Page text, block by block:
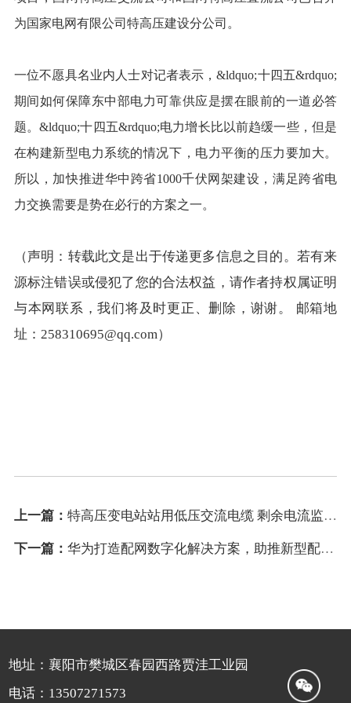
为国家电网有限公司特高压建设分公司。
一位不愿具名业内人士对记者表示，&ldquo;十四五&rdquo;
期间如何保障东中部电力可靠供应是摆在眼前的一道必答
题。&ldquo;十四五&rdquo;电力增长比以前趋缓一些，但是
在构建新型电力系统的情况下，电力平衡的压力要加大。
所以，加快推进华中跨省1000千伏网架建设，满足跨省电
力交换需要是势在必行的方案之一。
（声明：转载此文是出于传递更多信息之目的。若有来
源标注错误或侵犯了您的合法权益，请作者持权属证明
与本网联系，我们将及时更正、删除，谢谢。 邮箱地
址：258310695@qq.com）
上一篇： 特高压变电站站用低压交流电缆 剩余电流监测系统在练塘站投运
下一篇： 华为打造配网数字化解决方案，助推新型配电系统演进
地址：襄阳市樊城区春园西路贾洼工业园
电话：13507271573